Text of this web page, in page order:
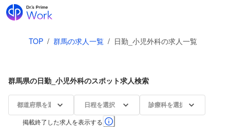
TOP / 群馬の求人一覧 / 日勤_小児外科の求人一覧
群馬県の日勤_小児外科のスポット求人検索
都道府県を選択 日程を選択 診療科を選択
掲載終了した求人を表示する